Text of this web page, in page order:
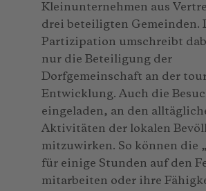
Kleinunternehmen aus
drei beteiligten Gemeinden.
Partizipation umschreibt
nur die Beteiligung der
Dorfgemeinschaft an der
Entwicklung. Auch die
eingeladen, an den
Aktivitäten der lokalen
mitzuwirken. So können die
für einige Stunden auf den
mitarbeiten oder ihre